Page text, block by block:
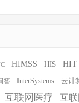
HIMSS HIS HIT
答 InterSystems 云计
互联网医疗 互